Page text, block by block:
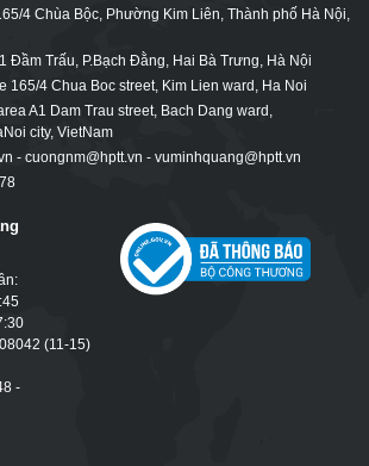
4 Chùa Bộc, Phường Kim Liên, Thành phố Hà Nội,
Đầm Trấu, P.Bạch Đằng, Hai Bà Trưng, Hà Nội
165/4 Chua Boc street, Kim Lien ward, Ha Noi
A1 Dam Trau street, Bach Dang ward,
city, VietNam
- cuongnm@hptt.vn - vuminhquang@hptt.vn
(11-15)
-